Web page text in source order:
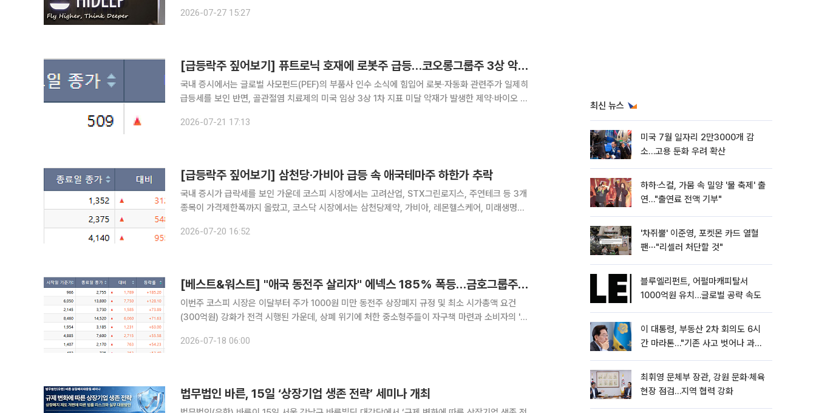
구 확대에 속도를 내고 있다. 최대주주의 사재 출연과 대여금 출자전
2026-07-27 15:27
[급등락주 짚어보기] 퓨트로닉 호재에 로봇주 급등…코오롱그룹주 3상 악재에 폭락
국내 증시에서는 글로벌 사모펀드(PEF)의 부품사 인수 소식에 힘입어 로봇·자동화 관련주가 일제히
급등세를 보인 반면, 골관절염 치료제의 미국 임상 3상 1차 지표 미달 악재가 발생한 제약·바이오 업
테마주 및 개별 종목에서도 차익실현 매물이 출회되며 주가 등락
2026-07-21 17:13
[급등락주 짚어보기] 삼천당·가비아 급등 속 애국테마주 하한가 추락
국내 증시가 급락세를 보인 가운데 코스피 시장에서는 고려산업, STX그린로지스, 주연테크 등 3개
종목이 가격제한폭까지 올랐고, 코스닥 시장에서는 삼천당제약, 가비아, 레몬헬스케어, 미래생명자
면 코스피 시장에서는 한성기업, 형지엘리트, 비비안, 에넥스
2026-07-20 16:52
[베스트&워스트] "애국 동전주 살리자" 에넥스 185% 폭등…금호그룹주 급락
이번주 코스피 시장은 이달부터 주가 1000원 미만 동전주 상장폐지 규정 및 최소 시가총액 요건
(300억원) 강화가 전격 시행된 가운데, 상폐 위기에 처한 중소형주들이 자구책 마련과 소비자의 '돈
그룹주를 비롯해 지지선이 약한 소형주 및 일부 조선·제조 대형
2026-07-18 06:00
법무법인 바른, 15일 ‘상장기업 생존 전략’ 세미나 개최
최신 뉴스
미국 7월 일자리 2만3000개 감
소…고용 둔화 우려 확산
하하·스컬, 가뭄 속 밀양 '물 축제' 출
연…"출연료 전액 기부"
'차쥐뿔' 이준영, 포켓몬 카드 열혈
팬⋯"리셀러 처단할 것"
블루엘리펀트, 어펄마캐피탈서
1000억원 유치…글로벌 공략 속도
이 대통령, 부동산 2차 회의도 6시
간 마라톤…"기존 사고 벗어나 과감
최휘영 문체부 장관, 강원 문화·체육
현장 점검…지역 협력 강화